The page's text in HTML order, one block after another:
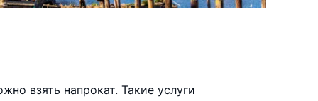
взять напрокат. Такие услуги